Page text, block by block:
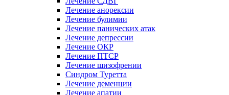
Лечение анорексии
Лечение булимии
Лечение панических атак
Лечение депрессии
Лечение ОКР
Лечение ПТСР
Лечение шизофрении
Синдром Туретта
Лечение деменции
Лечение апатии